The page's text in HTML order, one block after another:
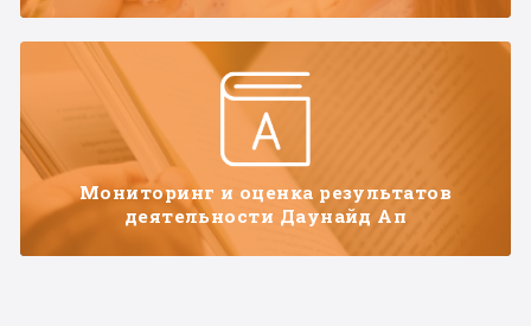
Мониторинг и оценка результатов
деятельности Даунайд Ап